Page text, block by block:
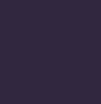
alapuolelta.